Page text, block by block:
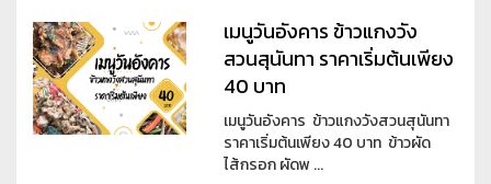
เมนูวันอังคาร ข้าวแกงวัง
สวนสุนันทา ราคาเริ่มต้นเพียง
40 บาท
เมนูวันอังคาร ข้าวแกงวังสวนสุนันทา
ราคาเริ่มต้นเพียง 40 บาท ข้าวผัด
ไส้กรอก ผัดพ ...